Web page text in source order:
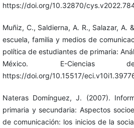
https://doi.org/10.32870/
Muñiz, C., Saldierna, A. R., Salazar, A.
escuela, familia y medios de
política de estudiantes de primaria:
México. E-Ciencias
https://doi.org/10.15517/
Nateras Domínguez, J. (2007).
primaria y secundaria: Aspectos
de comunicación: los inicios de la